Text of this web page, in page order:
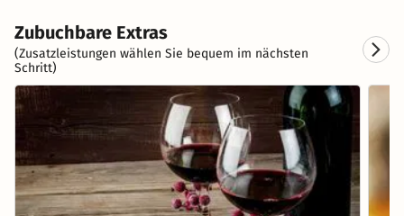
Zubuchbare Extras
(Zusatzleistungen wählen Sie bequem im nächsten
Schritt)